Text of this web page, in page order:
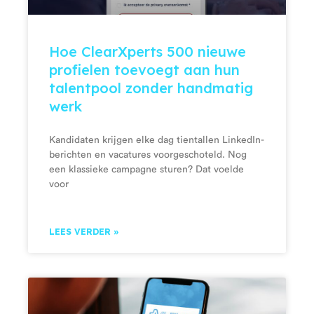
Hoe ClearXperts 500 nieuwe
profielen toevoegt aan hun
talentpool zonder handmatig
werk
Kandidaten krijgen elke dag tientallen LinkedIn-
berichten en vacatures voorgeschoteld. Nog
een klassieke campagne sturen? Dat voelde
voor
LEES VERDER »